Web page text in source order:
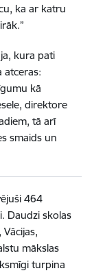
ka ar katru
kura pati
atceras:
kā
direktore
tā arī
smaids un
464
Daudzi skolas
mākslas
turpina